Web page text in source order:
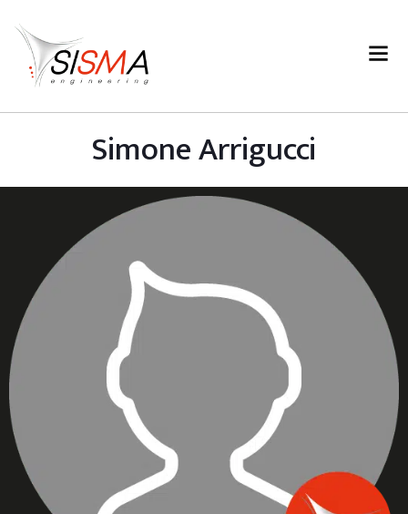
Simone Arrigucci